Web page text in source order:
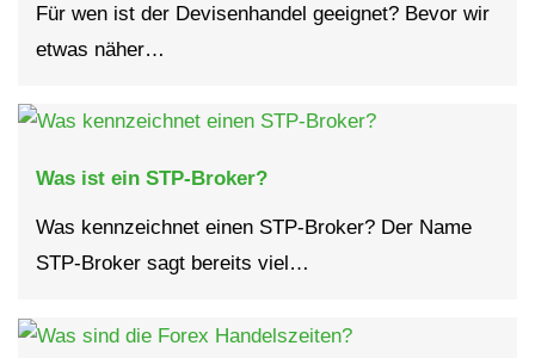
Für wen ist der Devisenhandel geeignet? Bevor wir
etwas näher…
Was ist ein STP-Broker?
Was kennzeichnet einen STP-Broker? Der Name
STP-Broker sagt bereits viel…